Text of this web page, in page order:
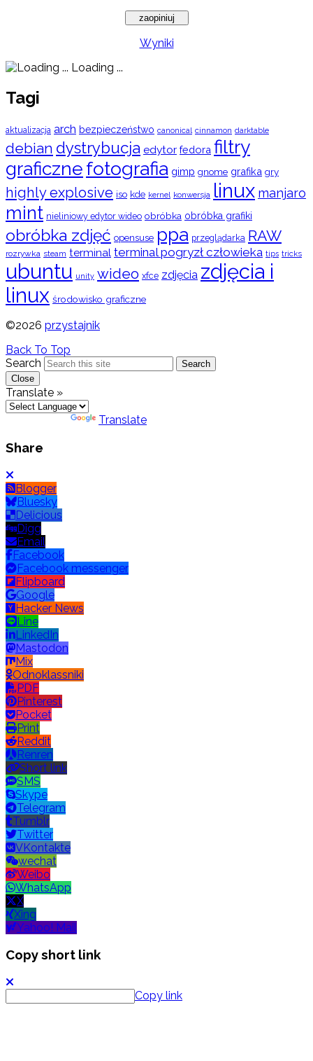
Wyniki
Loading ...
Tagi
aktualizacja arch bezpieczeństwo canonical cinnamon darktable
debian dystrybucja edytor fedora filtry
graficznefotografia gimp gnome grafika gry
highly explosive iso kde kernel konwersja linux manjaro
mint nieliniowy edytor wideo obróbka obróbka grafiki
obróbka zdjęć opensuse ppa przeglądarka RAW
rozrywka steam terminal terminal pogryzł człowieka tips tricks
ubuntu unity wideo xfce zdjęcia zdjęcia i
linux środowisko graficzne
©2026 przystajnik
Back To Top
Search
Search
Close
Translate »
Translate
Share
Blogger
Bluesky
Delicious
Digg
Email
Facebook
Facebook messenger
Flipboard
Google
Hacker News
Line
LinkedIn
Mastodon
Mix
Odnoklassniki
PDF
Pinterest
Pocket
Print
Reddit
Renren
Short link
SMS
Skype
Telegram
Tumblr
Twitter
VKontakte
wechat
Weibo
WhatsApp
X
Xing
Yahoo! Mail
Copy short link
Copy link